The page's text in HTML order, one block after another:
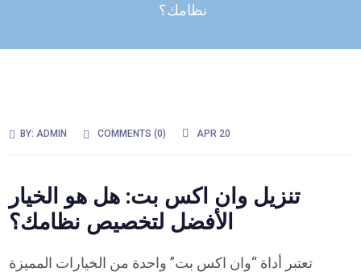
نظامك؟
BY:ADMIN COMMENTS (0) APR 20
تنزيل وان اكس بت: هل هو الخيار
الأفضل لتخصيص نظامك؟
تعتبر أداة “وان اكس بت” واحدة من الخيارات المميزة